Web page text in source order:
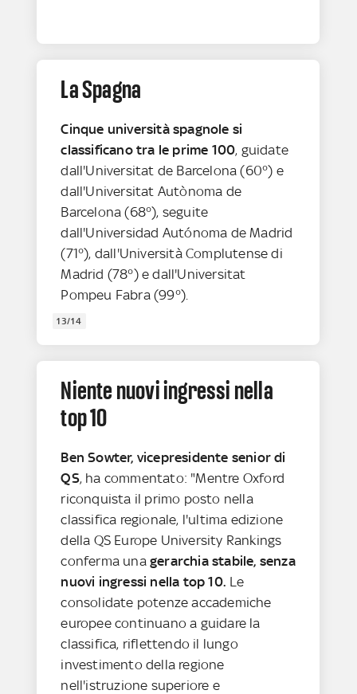
La Spagna
Cinque università spagnole si
classificano tra le prime 100, guidate
dall'Universitat de Barcelona (60°) e
dall'Universitat Autònoma de
Barcelona (68°), seguite
dall'Universidad Autónoma de Madrid
(71°), dall'Università Complutense di
Madrid (78°) e dall'Universitat
Pompeu Fabra (99°).
13/14
Niente nuovi ingressi nella
top 10
Ben Sowter, vicepresidente senior di
QS, ha commentato: "Mentre Oxford
riconquista il primo posto nella
classifica regionale, l'ultima edizione
della QS Europe University Rankings
conferma unagerarchia stabile, senza
nuovi ingressi nella top 10. Le
consolidate potenze accademiche
europee continuano a guidare la
classifica, riflettendo il lungo
investimento della regione
nell'istruzione superiore e